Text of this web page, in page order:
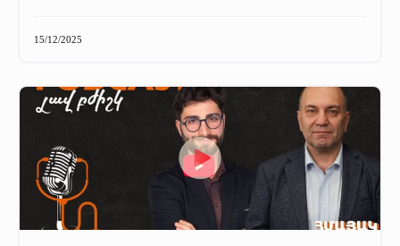
15/12/2025